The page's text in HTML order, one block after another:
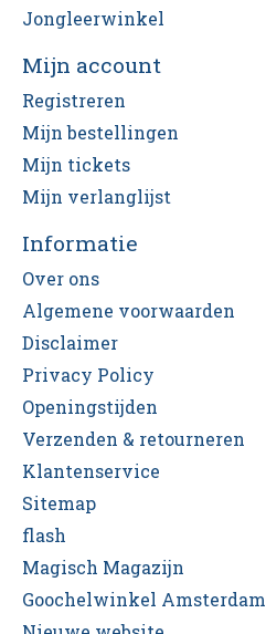
Jongleerwinkel
Mijn account
Registreren
Mijn bestellingen
Mijn tickets
Mijn verlanglijst
Informatie
Over ons
Algemene voorwaarden
Disclaimer
Privacy Policy
Openingstijden
Verzenden & retourneren
Klantenservice
Sitemap
flash
Magisch Magazijn
Goochelwinkel Amsterdam